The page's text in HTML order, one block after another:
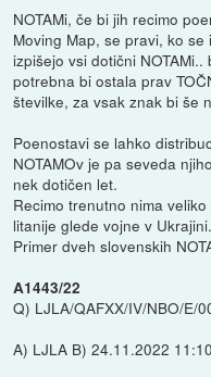
NOTAMi, če bi jih recimo
Moving Map, se pravi, ko
izpišejo vsi dotični
potrebna bi ostala prav
številke, za vsak znak bi še
Poenostavi se lahko
NOTAMOv je pa seveda
nek dotičen let.
Recimo trenutno nima
litanije glede vojne v Ukrajini.
Primer dveh slovenskih
A1443/22
Q) LJLA/QAFXX/IV/NBO/E/
A) LJLA B) 24.11.2022